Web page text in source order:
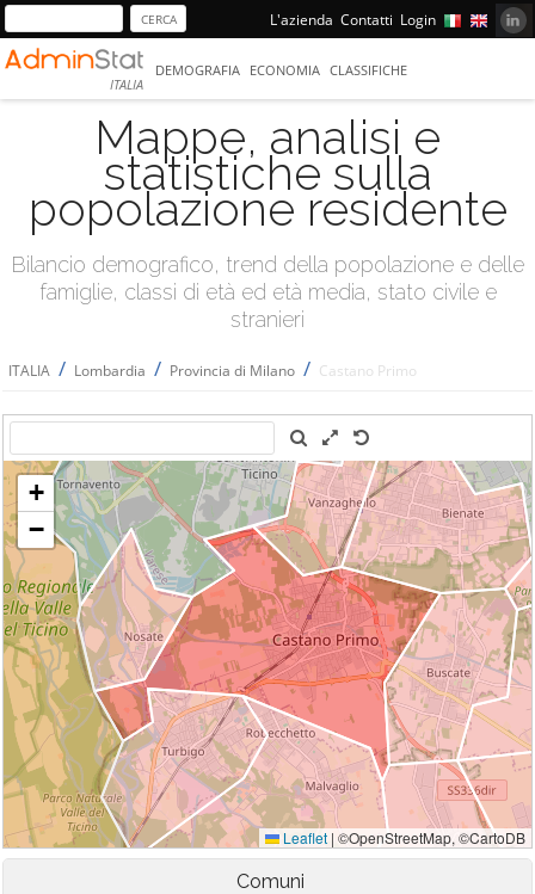
L'azienda Contatti Login
ITALIA
DEMOGRAFIA ECONOMIA CLASSIFICHE
Mappe, analisi e
statistiche sulla
popolazione residente
Bilancio demografico, trend della popolazione e delle
famiglie, classi di età ed età media, stato civile e
stranieri
ITALIA / Lombardia / Provincia di Milano / Castano Primo
Comuni